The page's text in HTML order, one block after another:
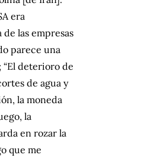
era
las empresas
parece una
“El deterioro de
de agua y
la moneda
la
en rozar la
que me